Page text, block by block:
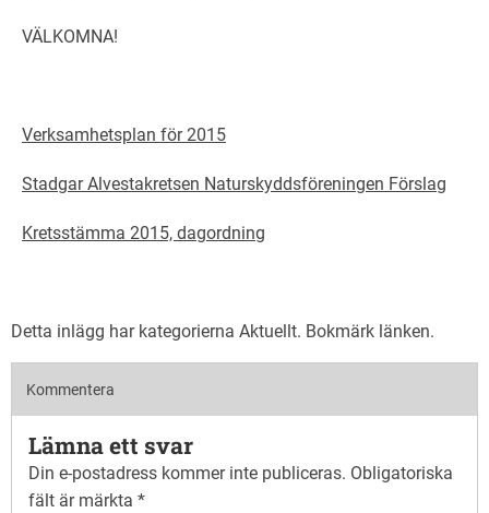
VÄLKOMNA!
Verksamhetsplan för 2015
Stadgar Alvestakretsen Naturskyddsföreningen Förslag
Kretsstämma 2015, dagordning
Detta inlägg har kategorierna Aktuellt. Bokmärk länken.
Kommentera
Lämna ett svar
Din e-postadress kommer inte publiceras. Obligatoriska
fält är märkta *